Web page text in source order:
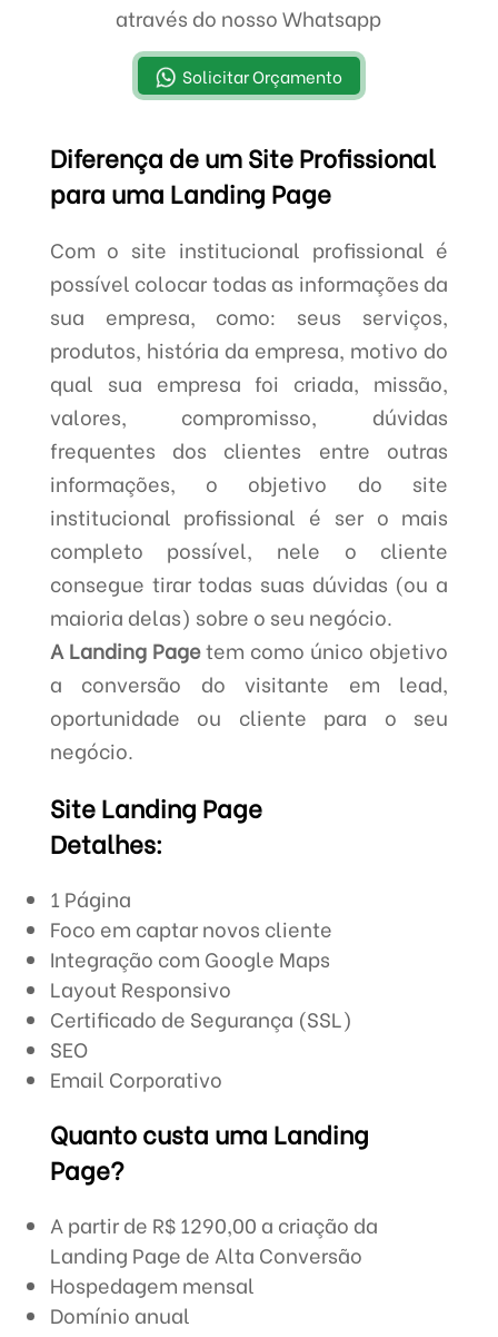
através do nosso Whatsapp
Solicitar Orçamento
Diferença de um Site Profissional
para uma Landing Page
Com o site institucional profissional é
possível colocar todas as informações da
sua empresa, como: seus serviços,
produtos, história da empresa, motivo do
qual sua empresa foi criada, missão,
valores, compromisso, dúvidas
frequentes dos clientes entre outras
informações, o objetivo do site
institucional profissional é ser o mais
completo possível, nele o cliente
consegue tirar todas suas dúvidas (ou a
maioria delas) sobre o seu negócio.
A Landing Pagetem como único objetivo
a conversão do visitante em lead,
oportunidade ou cliente para o seu
negócio.
Site Landing Page
Detalhes:
1 Página
Foco em captar novos cliente
Integração com Google Maps
Layout Responsivo
Certificado de Segurança (SSL)
SEO
Email Corporativo
Quanto custa uma Landing
Page?
A partir de R$ 1290,00 a criação da
Landing Page de Alta Conversão
Hospedagem mensal
Domínio anual